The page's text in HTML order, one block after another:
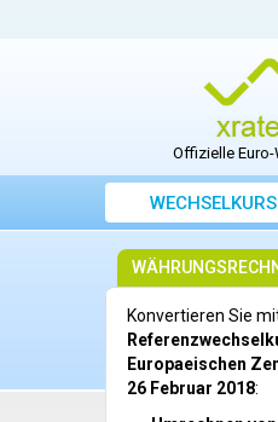
Offizielle
Konvertieren Sie
Europaeischen
26 Februar 2018: